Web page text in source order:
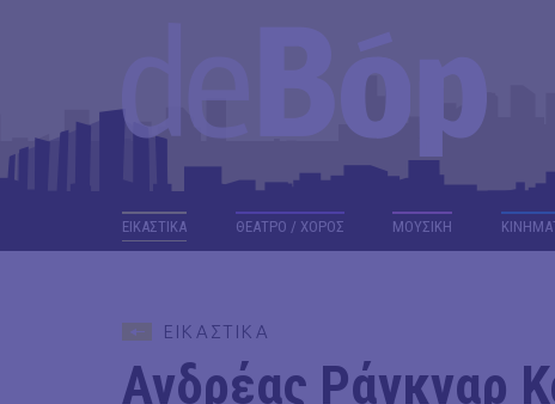
ΕΙΚΑΣΤΙΚΑ ΘΕΑΤΡΟ / ΧΟΡΟΣ ΜΟΥΣΙΚΗ
ΕΙΚΑΣΤΙΚΑ
Ανδρέας Ράγκναρ